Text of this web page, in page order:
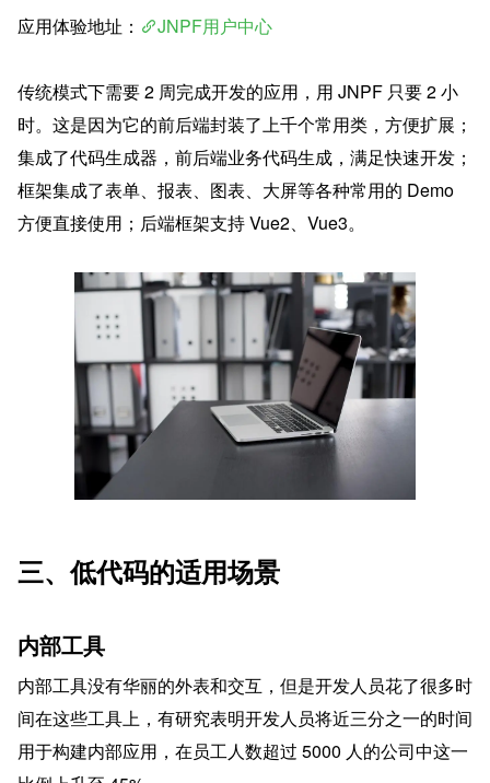
应用体验地址： JNPF用户中心
传统模式下需要 2 周完成开发的应用，用 JNPF 只要 2 小
时。这是因为它的前后端封装了上千个常用类，方便扩展；
集成了代码生成器，前后端业务代码生成，满足快速开发；
框架集成了表单、报表、图表、大屏等各种常用的 Demo
方便直接使用；后端框架支持 Vue2、Vue3。
三、低代码的适用场景
内部工具
内部工具没有华丽的外表和交互，但是开发人员花了很多时
间在这些工具上，有研究表明开发人员将近三分之一的时间
用于构建内部应用，在员工人数超过 5000 人的公司中这一